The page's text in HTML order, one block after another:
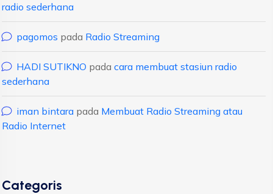
radio sederhana
pagomos pada Radio Streaming
HADI SUTIKNO pada cara membuat stasiun radio
sederhana
iman bintara pada Membuat Radio Streaming atau
Radio Internet
Categoris